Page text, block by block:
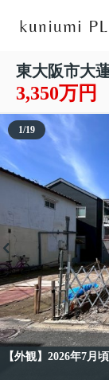
東大阪市大
3,350万円
【外観】2026年7月
1/19